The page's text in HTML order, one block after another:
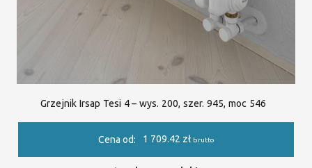
Grzejnik Irsap Tesi 4 – wys. 200, szer. 945, moc 546
Cena od: 1 709.42 zł brutto